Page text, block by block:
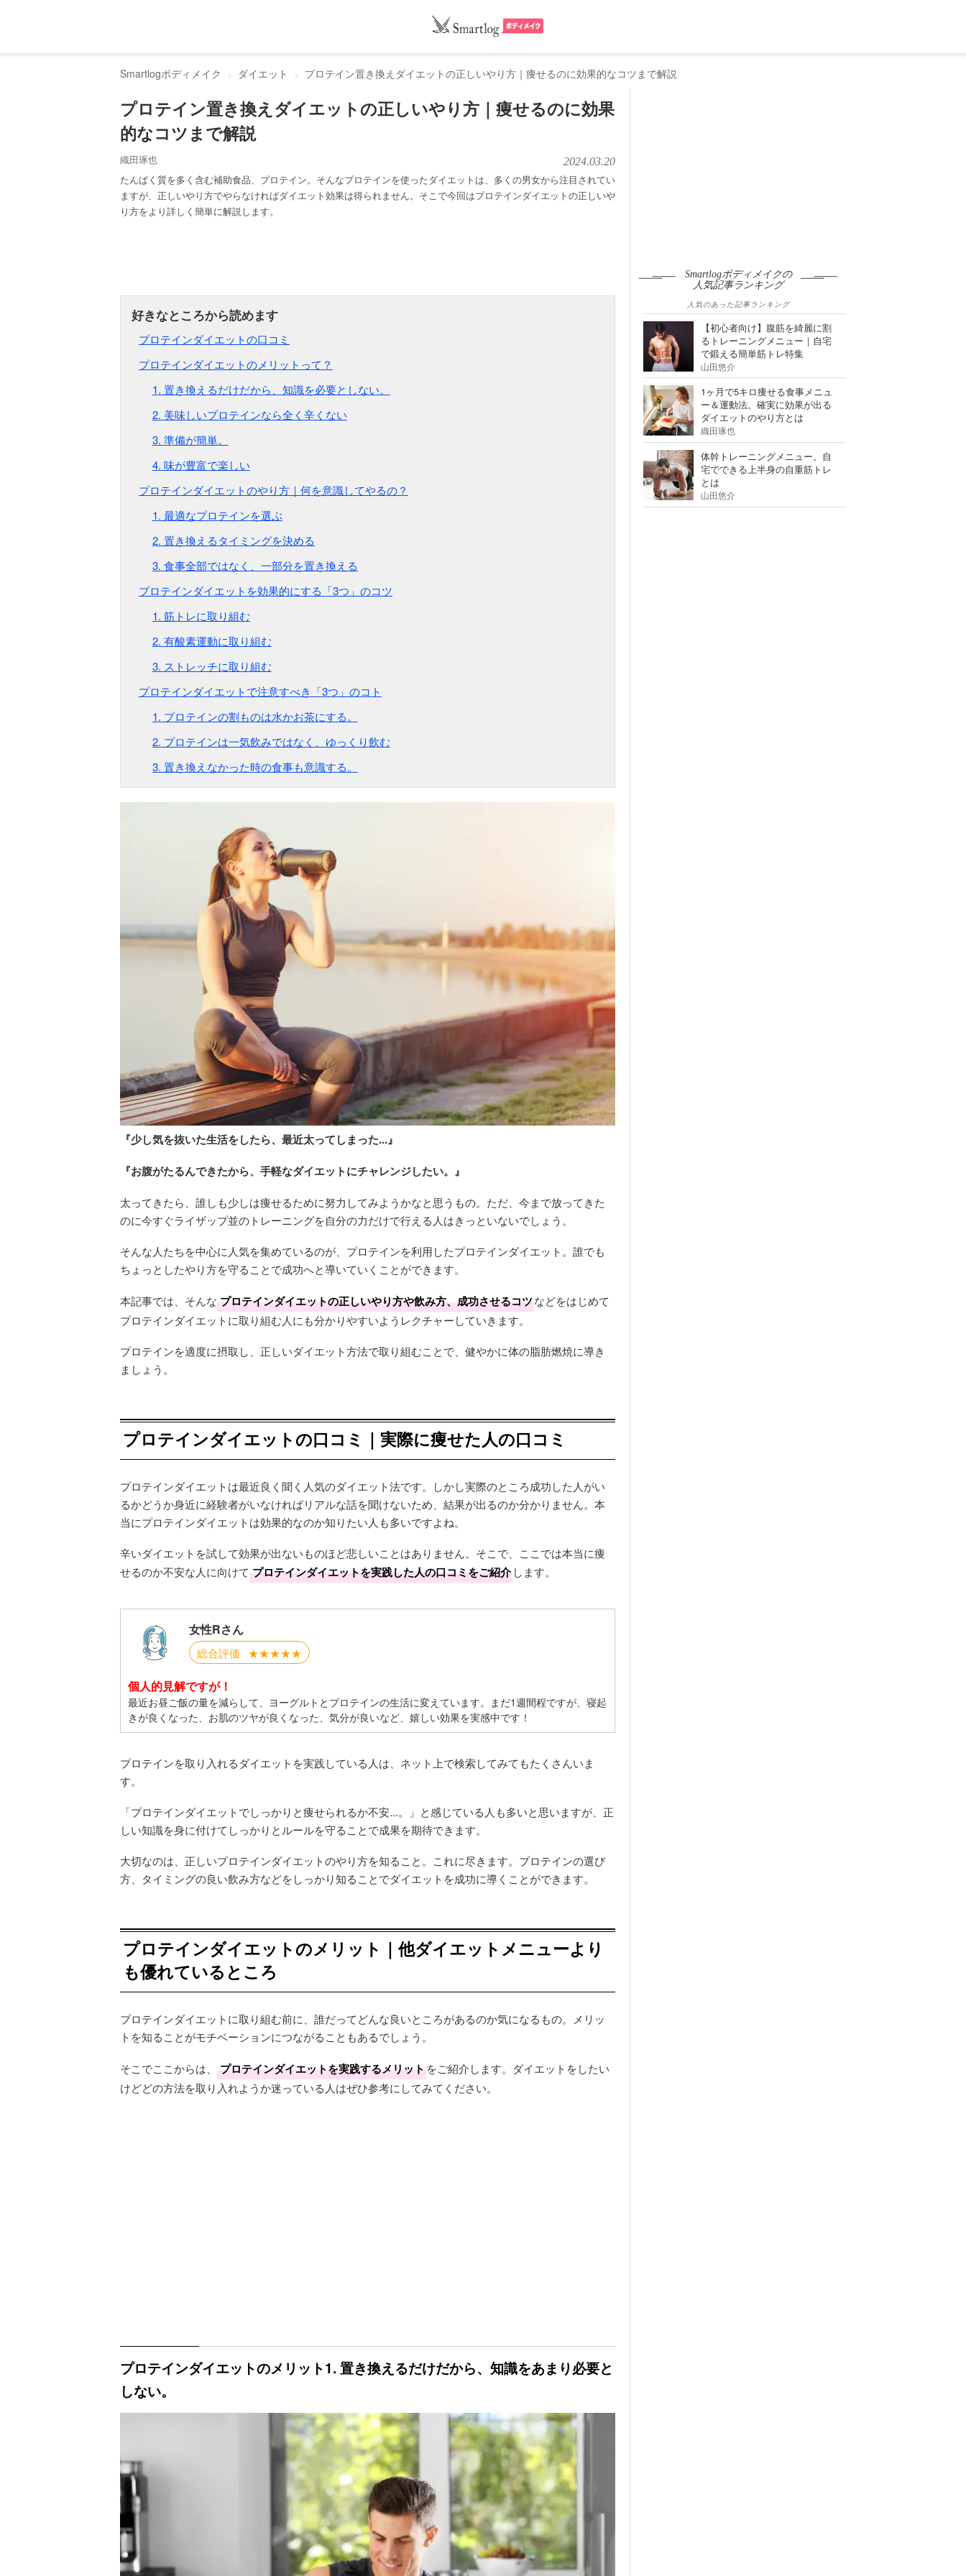
Smartlogボディメイク ダイエット プロテイン置き換えダイエットの正しいやり方｜痩せるのに効果的なコツまで解説
プロテイン置き換えダイエットの正しいやり方｜痩せるのに効果
的なコツまで解説
織田琢也 2024.03.20
たんぱく質を多く含む補助食品、プロテイン。そんなプロテインを使ったダイエットは、多くの男女から注目されてい
ますが、正しいやり方でやらなければダイエット効果は得られません。そこで今回はプロテインダイエットの正しいや
り方をより詳しく簡単に解説します。
プロテインダイエットの口コミ
プロテインダイエットのメリットって？
1. 置き換えるだけだから、知識を必要としない。
2. 美味しいプロテインなら全く辛くない
3. 準備が簡単。
4. 味が豊富で楽しい
プロテインダイエットのやり方｜何を意識してやるの？
1. 最適なプロテインを選ぶ
2. 置き換えるタイミングを決める
3. 食事全部ではなく、一部分を置き換える
プロテインダイエットを効果的にする「3つ」のコツ
1. 筋トレに取り組む
2. 有酸素運動に取り組む
3. ストレッチに取り組む
プロテインダイエットで注意すべき「3つ」のコト
1. プロテインの割ものは水かお茶にする。
2. プロテインは一気飲みではなく、ゆっくり飲む
3. 置き換えなかった時の食事も意識する。
『少し気を抜いた生活をしたら、最近太ってしまった...』
『お腹がたるんできたから、手軽なダイエットにチャレンジしたい。』
太ってきたら、誰しも少しは痩せるために努力してみようかなと思うもの。ただ、今まで放ってきた
のに今すぐライザップ並のトレーニングを自分の力だけで行える人はきっといないでしょう。
そんな人たちを中心に人気を集めているのが、プロテインを利用したプロテインダイエット。誰でも
ちょっとしたやり方を守ることで成功へと導いていくことができます。
本記事では、そんな プロテインダイエットの正しいやり方や飲み方、成功させるコツなどをはじめて
プロテインダイエットに取り組む人にも分かりやすいようレクチャーしていきます。
プロテインを適度に摂取し、正しいダイエット方法で取り組むことで、健やかに体の脂肪燃焼に導き
ましょう。
プロテインダイエットの口コミ｜実際に痩せた人の口コミ
プロテインダイエットは最近良く聞く人気のダイエット法です。しかし実際のところ成功した人がい
るかどうか身近に経験者がいなければリアルな話を聞けないため、結果が出るのか分かりません。本
当にプロテインダイエットは効果的なのか知りたい人も多いですよね。
辛いダイエットを試して効果が出ないものほど悲しいことはありません。そこで、ここでは本当に痩
せるのか不安な人に向けて プロテインダイエットを実践した人の口コミをご紹介 します。
女性Rさん
総合評価 ★★★★★
個人的見解ですが！
最近お昼ご飯の量を減らして、ヨーグルトとプロテインの生活に変えています。まだ1週間程ですが、寝起
きが良くなった、お肌のツヤが良くなった、気分が良いなど、嬉しい効果を実感中です！
プロテインを取り入れるダイエットを実践している人は、ネット上で検索してみてもたくさんいま
す。
「プロテインダイエットでしっかりと痩せられるか不安...。」と感じている人も多いと思いますが、正
しい知識を身に付けてしっかりとルールを守ることで成果を期待できます。
大切なのは、正しいプロテインダイエットのやり方を知ること。これに尽きます。プロテインの選び
方、タイミングの良い飲み方などをしっかり知ることでダイエットを成功に導くことができます。
プロテインダイエットのメリット｜他ダイエットメニューより
も優れているところ
プロテインダイエットに取り組む前に、誰だってどんな良いところがあるのか気になるもの。メリッ
トを知ることがモチベーションにつながることもあるでしょう。
そこでここからは、 プロテインダイエットを実践するメリットをご紹介します。ダイエットをしたい
けどどの方法を取り入れようか迷っている人はぜひ参考にしてみてください。
プロテインダイエットのメリット1. 置き換えるだけだから、知識をあまり必要と
しない。
Smartlogボディメイクの
人気記事ランキング
人気のあった記事ランキング
【初心者向け】腹筋を綺麗に割
るトレーニングメニュー｜自宅
で鍛える簡単筋トレ特集
山田悠介
1ヶ月で5キロ痩せる食事メニュ
ー＆運動法。確実に効果が出る
ダイエットのやり方とは
織田琢也
体幹トレーニングメニュー。自
宅でできる上半身の自重筋トレ
とは
山田悠介